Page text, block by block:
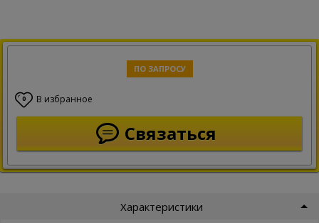
ПО ЗАПРОСУ
0 В избранное
Связаться
Характеристики